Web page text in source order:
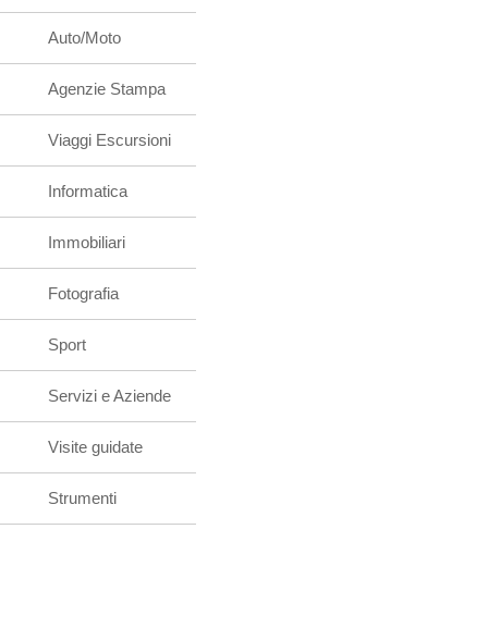
Auto/Moto
Agenzie Stampa
Viaggi Escursioni
Informatica
Immobiliari
Fotografia
Sport
Servizi e Aziende
Visite guidate
Strumenti